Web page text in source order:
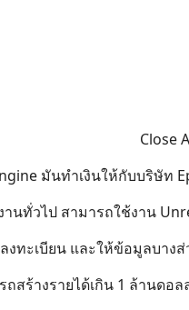
Close
มันทำเงินให้กับบริษัท
ทั่วไป สามารถใช้งาน
งทะเบียน และให้ข้อมูลบาง
สร้างรายได้เกิน 1 ล้านด